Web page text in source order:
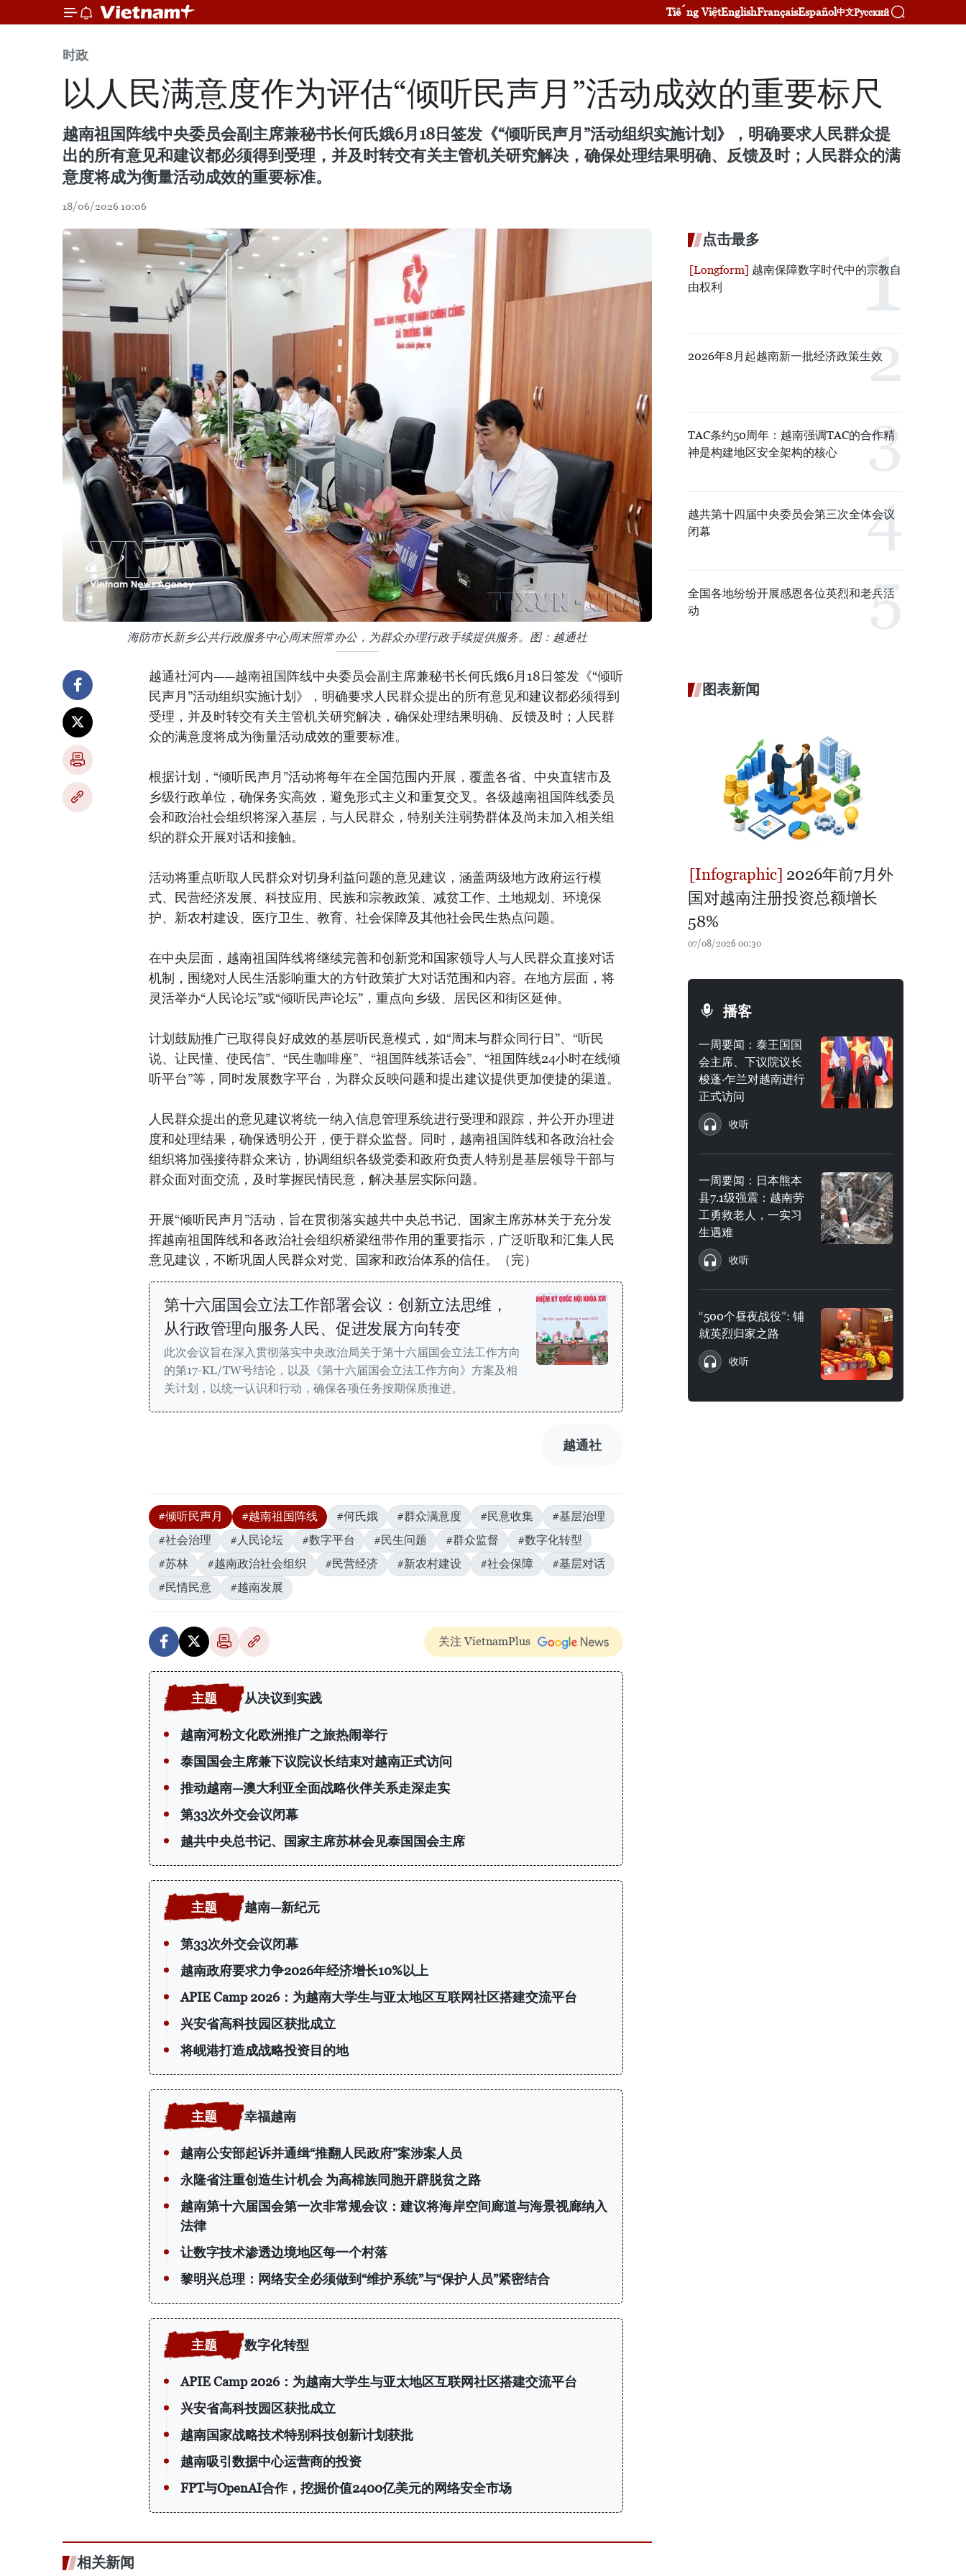
Tiếng ViệtEnglishFrançaisEspañol中文Русский
时政
以人民满意度作为评估“倾听民声月”活动成效的重要标尺
越南祖国阵线中央委员会副主席兼秘书长何氏娥6月18日签发《“倾听民声月”活动组织实施计划》，明确要求人民群众提
出的所有意见和建议都必须得到受理，并及时转交有关主管机关研究解决，确保处理结果明确、反馈及时；人民群众的满
意度将成为衡量活动成效的重要标准。
18/06/2026 10:06
海防市长新乡公共行政服务中心周末照常办公，为群众办理行政手续提供服务。图：越通社
越通社河内——越南祖国阵线中央委员会副主席兼秘书长何氏娥6月18日签发《“倾听
民声月”活动组织实施计划》，明确要求人民群众提出的所有意见和建议都必须得到
受理，并及时转交有关主管机关研究解决，确保处理结果明确、反馈及时；人民群
众的满意度将成为衡量活动成效的重要标准。
根据计划，“倾听民声月”活动将每年在全国范围内开展，覆盖各省、中央直辖市及
乡级行政单位，确保务实高效，避免形式主义和重复交叉。各级越南祖国阵线委员
会和政治社会组织将深入基层，与人民群众，特别关注弱势群体及尚未加入相关组
织的群众开展对话和接触。
活动将重点听取人民群众对切身利益问题的意见建议，涵盖两级地方政府运行模
式、民营经济发展、科技应用、民族和宗教政策、减贫工作、土地规划、环境保
护、新农村建设、医疗卫生、教育、社会保障及其他社会民生热点问题。
在中央层面，越南祖国阵线将继续完善和创新党和国家领导人与人民群众直接对话
机制，围绕对人民生活影响重大的方针政策扩大对话范围和内容。在地方层面，将
灵活举办“人民论坛”或“倾听民声论坛”，重点向乡级、居民区和街区延伸。
计划鼓励推广已取得良好成效的基层听民意模式，如“周末与群众同行日”、“听民
说、让民懂、使民信”、“民生咖啡座”、“祖国阵线茶话会”、“祖国阵线24小时在线倾
听平台”等，同时发展数字平台，为群众反映问题和提出建议提供更加便捷的渠道。
人民群众提出的意见建议将统一纳入信息管理系统进行受理和跟踪，并公开办理进
度和处理结果，确保透明公开，便于群众监督。同时，越南祖国阵线和各政治社会
组织将加强接待群众来访，协调组织各级党委和政府负责人特别是基层领导干部与
群众面对面交流，及时掌握民情民意，解决基层实际问题。
开展“倾听民声月”活动，旨在贯彻落实越共中央总书记、国家主席苏林关于充分发
挥越南祖国阵线和各政治社会组织桥梁纽带作用的重要指示，广泛听取和汇集人民
意见建议，不断巩固人民群众对党、国家和政治体系的信任。（完）
第十六届国会立法工作部署会议：创新立法思维，
从行政管理向服务人民、促进发展方向转变
此次会议旨在深入贯彻落实中央政治局关于第十六届国会立法工作方向
的第17-KL/TW号结论，以及《第十六届国会立法工作方向》方案及相
关计划，以统一认识和行动，确保各项任务按期保质推进。
越通社
#倾听民声月 #越南祖国阵线 #何氏娥 #群众满意度 #民意收集
#基层治理
#社会治理
#人民论坛 #数字平台 #民生问题 #群众监督
#数字化转型
#苏林
#越南政治社会组织 #民营经济 #新农村建设 #社会保障
#基层对话
#民情民意
#越南发展
关注 VietnamPlus
从决议到实践
越南河粉文化欧洲推广之旅热闹举行
泰国国会主席兼下议院议长结束对越南正式访问
推动越南—澳大利亚全面战略伙伴关系走深走实
第33次外交会议闭幕
越共中央总书记、国家主席苏林会见泰国国会主席
越南—新纪元
第33次外交会议闭幕
越南政府要求力争2026年经济增长10%以上
APIE Camp 2026：为越南大学生与亚太地区互联网社区搭建交流平台
兴安省高科技园区获批成立
将岘港打造成战略投资目的地
幸福越南
越南公安部起诉并通缉“推翻人民政府”案涉案人员
永隆省注重创造生计机会 为高棉族同胞开辟脱贫之路
越南第十六届国会第一次非常规会议：建议将海岸空间廊道与海景视廊纳入
法律
让数字技术渗透边境地区每一个村落
黎明兴总理：网络安全必须做到“维护系统”与“保护人员”紧密结合
数字化转型
APIE Camp 2026：为越南大学生与亚太地区互联网社区搭建交流平台
兴安省高科技园区获批成立
越南国家战略技术特别科技创新计划获批
越南吸引数据中心运营商的投资
FPT与OpenAI合作，挖掘价值2400亿美元的网络安全市场
相关新闻
点击最多
越南保障数字时代中的宗教自
由权利
2026年8月起越南新一批经济政策生效
TAC条约50周年：越南强调TAC的合作精
神是构建地区安全架构的核心
越共第十四届中央委员会第三次全体会议
闭幕
全国各地纷纷开展感恩各位英烈和老兵活
动
图表新闻
2026年前7月外
国对越南注册投资总额增长
58%
07/08/2026 00:30
播客
一周要闻：泰王国国
会主席、下议院议长
梭蓬·乍兰对越南进行
正式访问
收听
一周要闻：日本熊本
县7.1级强震：越南劳
工勇救老人，一实习
生遇难
收听
“500个昼夜战役”: 铺
就英烈归家之路
收听